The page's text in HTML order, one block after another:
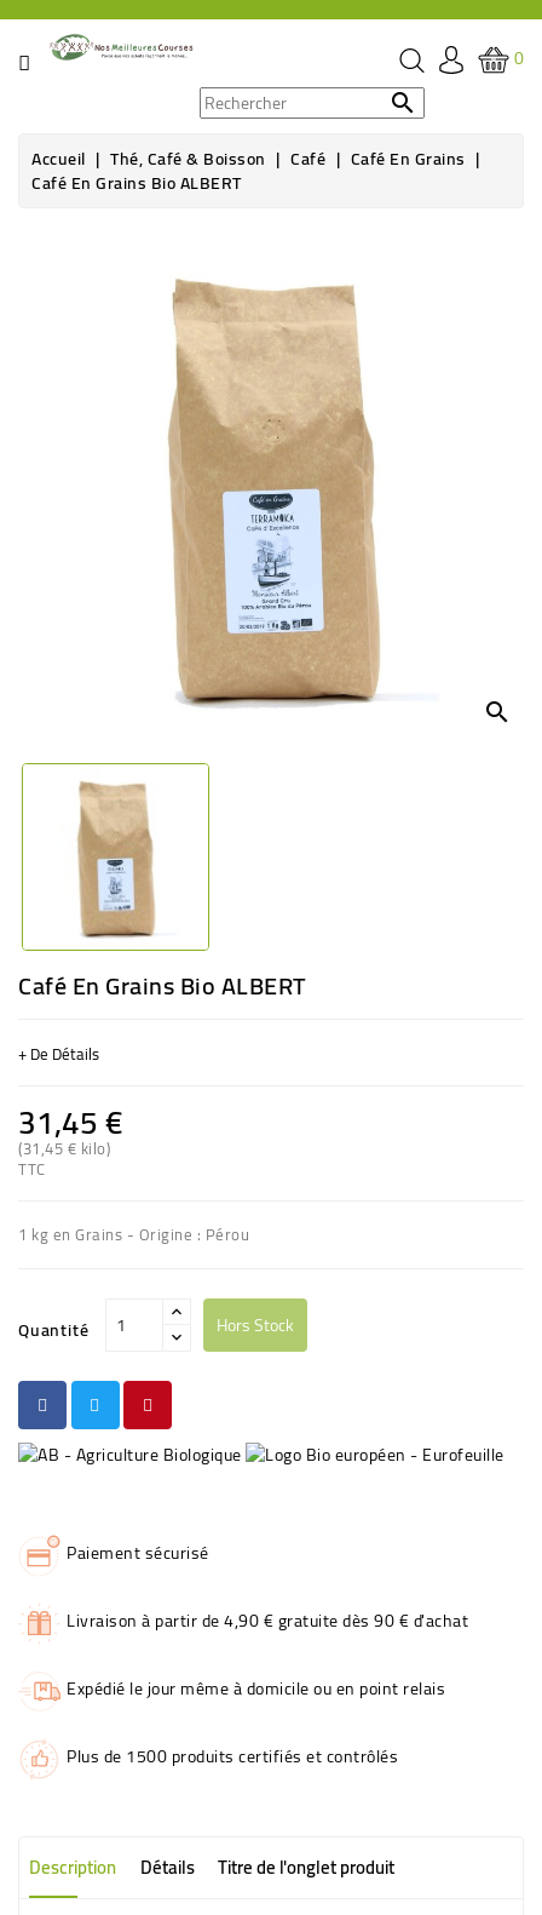
CATÉGORIE
ÉPICERIE
0

Accueil Thé, Café & Boisson Café Café En Grains
Café En Grains Bio ALBERT
search
Café En Grains Bio ALBERT
+ De Détails
31,45 €
(31,45 € kilo)
TTC
1 kg en Grains - Origine : Pérou
Quantité Hors Stock
Paiement sécurisé
Livraison à partir de 4,90 € gratuite dès 90 € d'achat
Expédié le jour même à domicile ou en point relais
Plus de 1500 produits certifiés et contrôlés
Description Détails Titre de l'onglet produit